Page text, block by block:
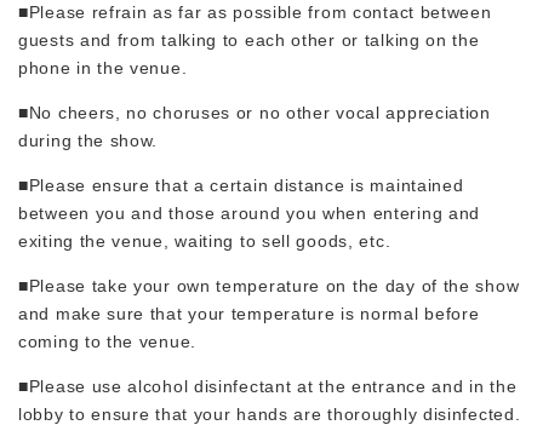
■Please refrain as far as possible from contact between
guests and from talking to each other or talking on the
phone in the venue.
■No cheers, no choruses or no other vocal appreciation
during the show.
■Please ensure that a certain distance is maintained
between you and those around you when entering and
exiting the venue, waiting to sell goods, etc.
■Please take your own temperature on the day of the show
and make sure that your temperature is normal before
coming to the venue.
■Please use alcohol disinfectant at the entrance and in the
lobby to ensure that your hands are thoroughly disinfected.